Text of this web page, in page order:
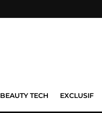
BEAUTY TECH EXCLUSIF